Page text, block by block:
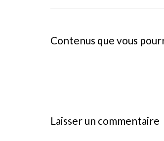
Contenus que vous
Laisser un commentaire